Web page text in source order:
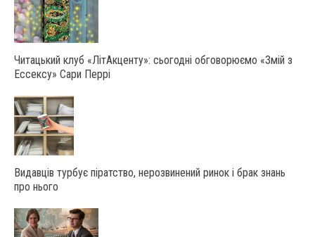
Читацький клуб «ЛітАкценту»: сьогодні обговорюємо «Змій з
Ессексу» Сари Перрі
Видавців турбує піратство, нерозвинений ринок і брак знань
про нього